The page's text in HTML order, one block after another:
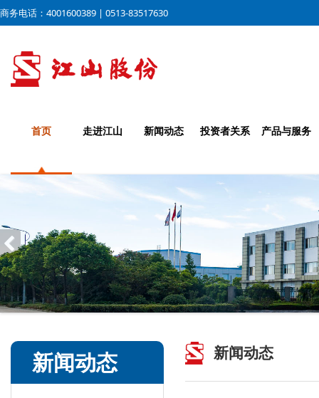
商务电话：4001600389 | 0513-83517630
首页 走进江山 新闻动态 投资者关系 产品与服务
新闻动态 新闻动态